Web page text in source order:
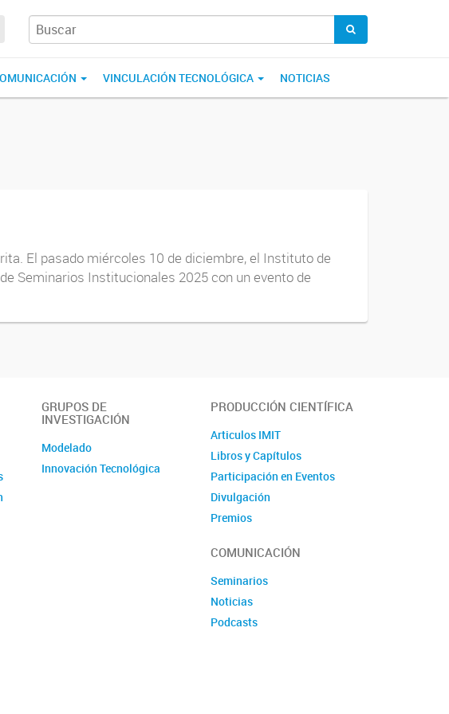
VINCULACIÓN TECNOLÓGICA NOTICIAS
El pasado miércoles 10 de diciembre, el Instituto de
Seminarios Institucionales 2025 con un evento de
GRUPOS DE
INVESTIGACIÓN
Modelado
Innovación Tecnológica
PRODUCCIÓN CIENTÍFICA
Articulos IMIT
Libros y Capítulos
Participación en Eventos
Divulgación
Premios
COMUNICACIÓN
Seminarios
Noticias
Podcasts